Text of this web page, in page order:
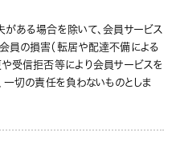
ある場合を除いて、会員サービス
員の損害（転居や配達不備による
受信拒否等により会員サービスを
一切の責任を負わないものとしま